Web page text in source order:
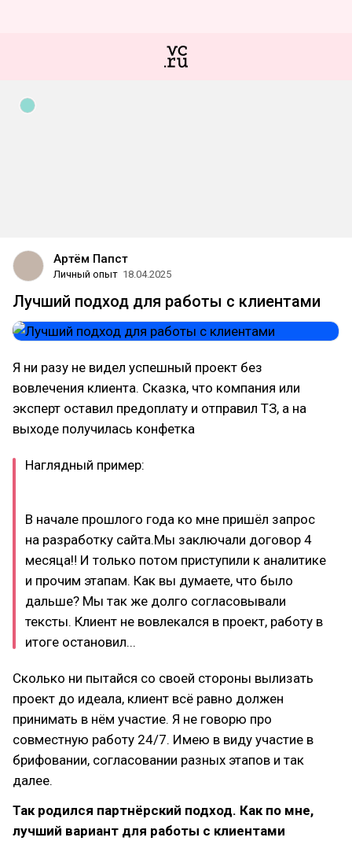
Артём Папст
Личный опыт 18.04.2025
Лучший подход для работы с клиентами
Я ни разу не видел успешный проект без
вовлечения клиента. Сказка, что компания или
эксперт оставил предоплату и отправил ТЗ, а на
выходе получилась конфетка
Наглядный пример:
В начале прошлого года ко мне пришёл запрос
на разработку сайта.Мы заключали договор 4
месяца‼ И только потом приступили к аналитике
и прочим этапам. Как вы думаете, что было
дальше? Мы так же долго согласовывали
тексты. Клиент не вовлекался в проект, работу в
итоге остановил...
Сколько ни пытайся со своей стороны вылизать
проект до идеала, клиент всё равно должен
принимать в нём участие. Я не говорю про
совместную работу 24/7. Имею в виду участие в
брифовании, согласовании разных этапов и так
далее.
Так родился партнёрский подход. Как по мне,
лучший вариант для работы с клиентами